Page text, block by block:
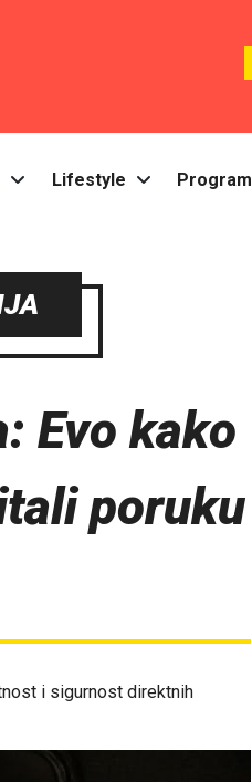
Lifestyle Program
Evo kako
poruku
i sigurnost direktnih